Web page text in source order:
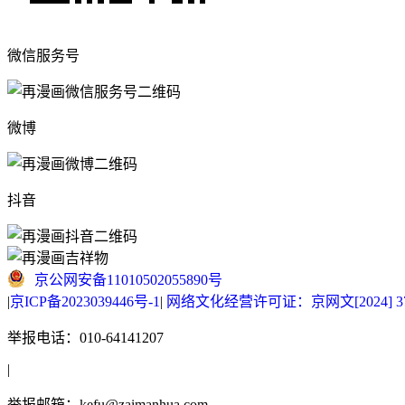
微信服务号
微博
抖音
京公网安备11010502055890号
|京ICP备2023039446号-1 | 网络文化经营许可证：京网文[2024]
举报电话：010-64141207
|